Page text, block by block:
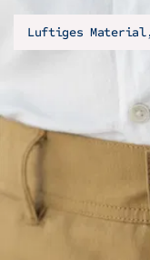
Luftiges